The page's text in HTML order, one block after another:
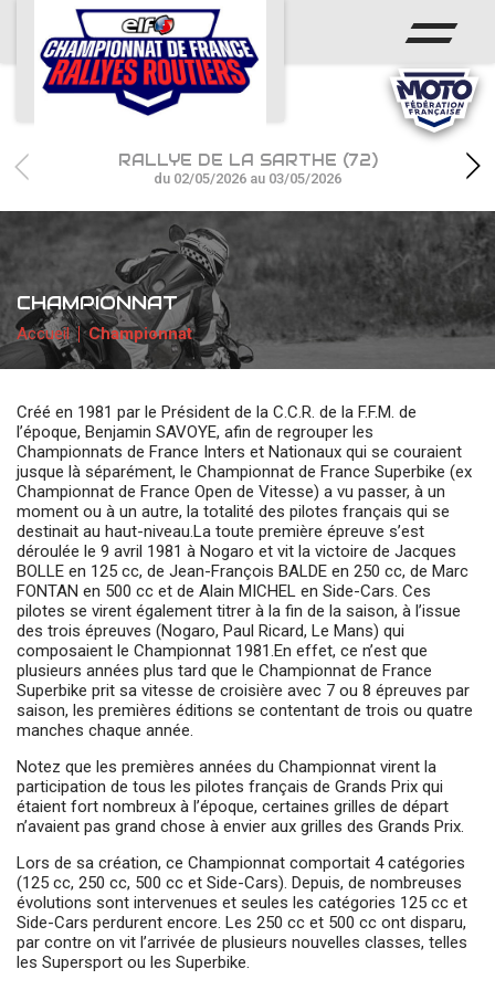
ACCUEIL
ACTUS
CALENDRIER
CHAMPIONNAT
RÉSULTATS
PHOTOS / WEB TV
PARTENAIRES
RALLYE DE LA SARTHE (72)
du 02/05/2026 au 03/05/2026
CHAMPIONNAT
Accueil Championnat
Créé en 1981 par le Président de la C.C.R. de la F.F.M. de
l’époque, Benjamin SAVOYE, afin de regrouper les
Championnats de France Inters et Nationaux qui se couraient
jusque là séparément, le Championnat de France Superbike (ex
Championnat de France Open de Vitesse) a vu passer, à un
moment ou à un autre, la totalité des pilotes français qui se
destinait au haut-niveau.La toute première épreuve s’est
déroulée le 9 avril 1981 à Nogaro et vit la victoire de Jacques
BOLLE en 125 cc, de Jean-François BALDE en 250 cc, de Marc
FONTAN en 500 cc et de Alain MICHEL en Side-Cars. Ces
pilotes se virent également titrer à la fin de la saison, à l’issue
des trois épreuves (Nogaro, Paul Ricard, Le Mans) qui
composaient le Championnat 1981.En effet, ce n’est que
plusieurs années plus tard que le Championnat de France
Superbike prit sa vitesse de croisière avec 7 ou 8 épreuves par
saison, les premières éditions se contentant de trois ou quatre
manches chaque année.
Notez que les premières années du Championnat virent la
participation de tous les pilotes français de Grands Prix qui
étaient fort nombreux à l’époque, certaines grilles de départ
n’avaient pas grand chose à envier aux grilles des Grands Prix.
Lors de sa création, ce Championnat comportait 4 catégories
(125 cc, 250 cc, 500 cc et Side-Cars). Depuis, de nombreuses
évolutions sont intervenues et seules les catégories 125 cc et
Side-Cars perdurent encore. Les 250 cc et 500 cc ont disparu,
par contre on vit l’arrivée de plusieurs nouvelles classes, telles
les Supersport ou les Superbike.